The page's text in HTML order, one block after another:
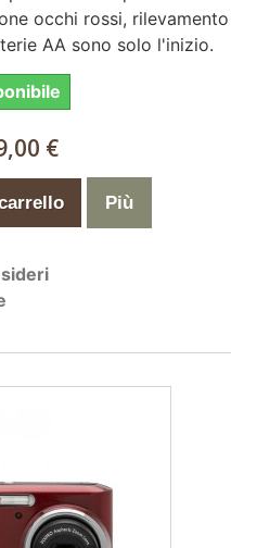
occhi rossi, rilevamento
AA sono solo l'inizio.
€
Più